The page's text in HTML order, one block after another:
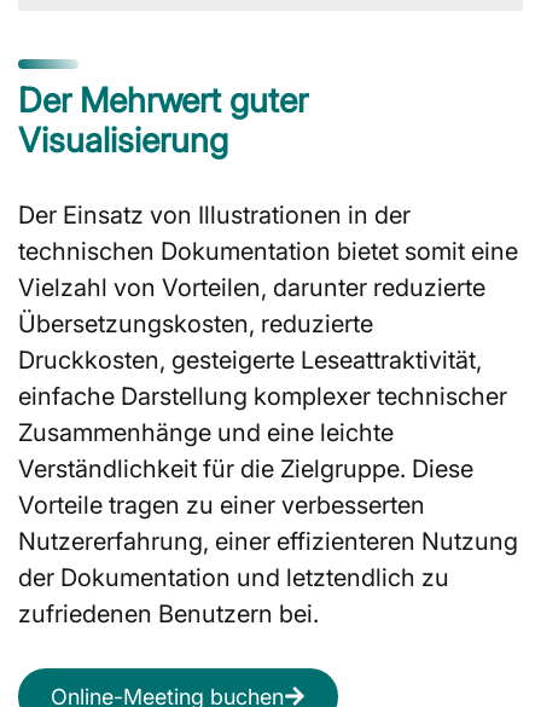
Der Mehrwert guter
Visualisierung
Der Einsatz von Illustrationen in der
technischen Dokumentation bietet somit eine
Vielzahl von Vorteilen, darunter reduzierte
Übersetzungskosten, reduzierte
Druckkosten, gesteigerte Leseattraktivität,
einfache Darstellung komplexer technischer
Zusammenhänge und eine leichte
Verständlichkeit für die Zielgruppe. Diese
Vorteile tragen zu einer verbesserten
Nutzererfahrung, einer effizienteren Nutzung
der Dokumentation und letztendlich zu
zufriedenen Benutzern bei.
Online-Meeting buchen